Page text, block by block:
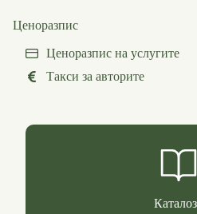
Ценоразпис
Ценоразпис на услугите
Такси за авторите